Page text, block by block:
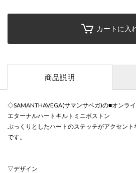
カートに入
商品説明
◇SAMANTHAVEGA(サマンサベガ)の■オンラ
エターナルハートキルトミニボストン
ぷっくりとしたハートのステッチがアクセン
です。
▽デザイン